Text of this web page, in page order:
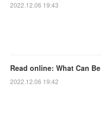
2022.12.06 19:43
Read online: What Can
2022.12.06 19:42